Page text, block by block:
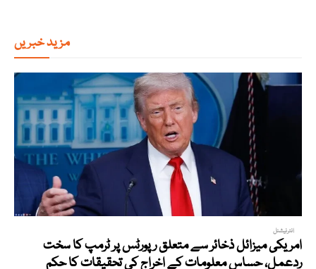
مزید خبریں
انٹرنیشنل
امریکی میزائل ذخائر سے متعلق رپورٹس پر ٹرمپ کا سخت
ردعمل، حساس معلومات کے اخراج کی تحقیقات کا حکم